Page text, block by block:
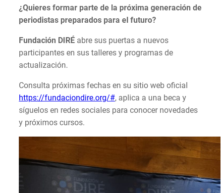
¿Quieres formar parte de la próxima generación de
periodistas preparados para el futuro?
Fundación DIRÉ abre sus puertas a nuevos
participantes en sus talleres y programas de
actualización.
Consulta próximas fechas en su sitio web oficial
https://fundaciondire.org/#, aplica a una beca y
síguelos en redes sociales para conocer novedades
y próximos cursos.